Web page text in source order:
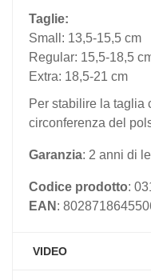
Taglie:
Small: 13,5-15,5 cm
Regular: 15,5-18,5
Extra: 18,5-21 cm
Per stabilire la taglia
circonferenza del
Garanzia: 2 anni di
Codice prodotto:
EAN :
VIDEO